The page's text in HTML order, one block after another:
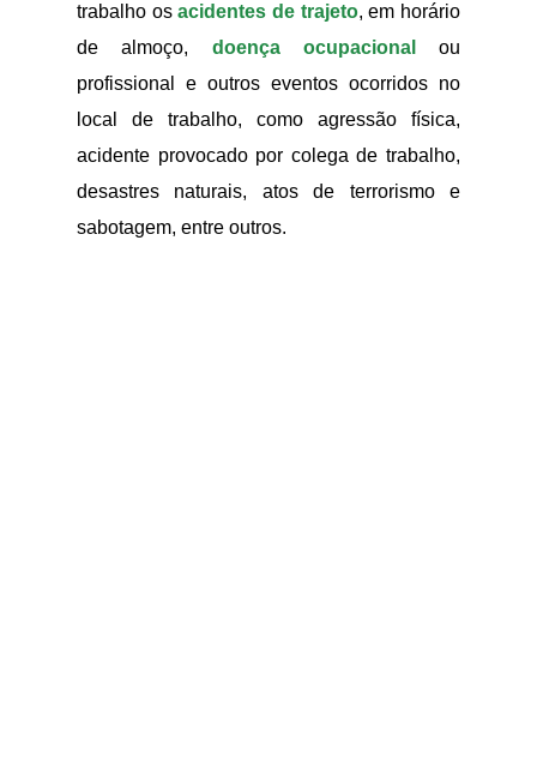
trabalho osacidentes de trajeto, em horário
de almoço, doença ocupacional
ou
profissional e outros eventos ocorridos no
local de trabalho, como agressão física,
acidente provocado por colega de trabalho,
desastres naturais, atos de terrorismo e
sabotagem, entre outros.